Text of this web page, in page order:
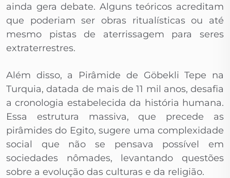
ainda gera debate. Alguns teóricos acreditam
que poderiam ser obras ritualísticas ou até
mesmo pistas de aterrissagem para seres
extraterrestres.
Além disso, a Pirâmide de Göbekli Tepe na
Turquia, datada de mais de 11 mil anos, desafia
a cronologia estabelecida da história humana.
Essa estrutura massiva, que precede as
pirâmides do Egito, sugere uma complexidade
social que não se pensava possível em
sociedades nômades, levantando questões
sobre a evolução das culturas e da religião.